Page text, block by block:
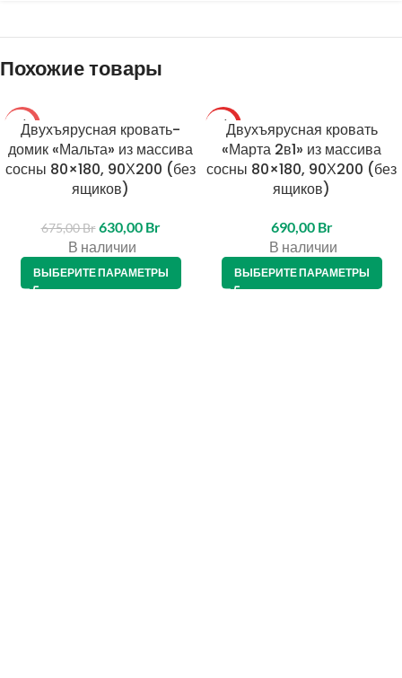
Похожие товары
-7%
Двухъярусная кровать-
домик «Мальта» из массива
сосны 80×180, 90Х200 (без
ящиков)
675,00Br 630,00 Br
В наличии
ВЫБЕРИТЕ ПАРАМЕТРЫ
ТОПДвухъярусная кровать
«Марта 2в1» из массива
сосны 80×180, 90Х200 (без
ящиков)
690,00 Br
В наличии
ВЫБЕРИТЕ ПАРАМЕТРЫ